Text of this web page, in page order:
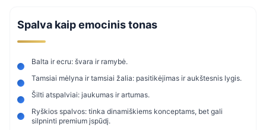
Spalva kaip emocinis tonas
Balta ir ecru: švara ir ramybė.
Tamsiai mėlyna ir tamsiai žalia: pasitikėjimas ir aukštesnis lygis.
Šilti atspalviai: jaukumas ir artumas.
Ryškios spalvos: tinka dinamiškiems konceptams, bet gali
silpninti premium įspūdį.